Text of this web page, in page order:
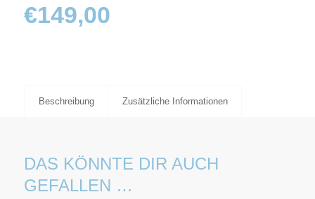
€149,00
Beschreibung Zusätzliche Informationen
DAS KÖNNTE DIR AUCH
GEFALLEN …